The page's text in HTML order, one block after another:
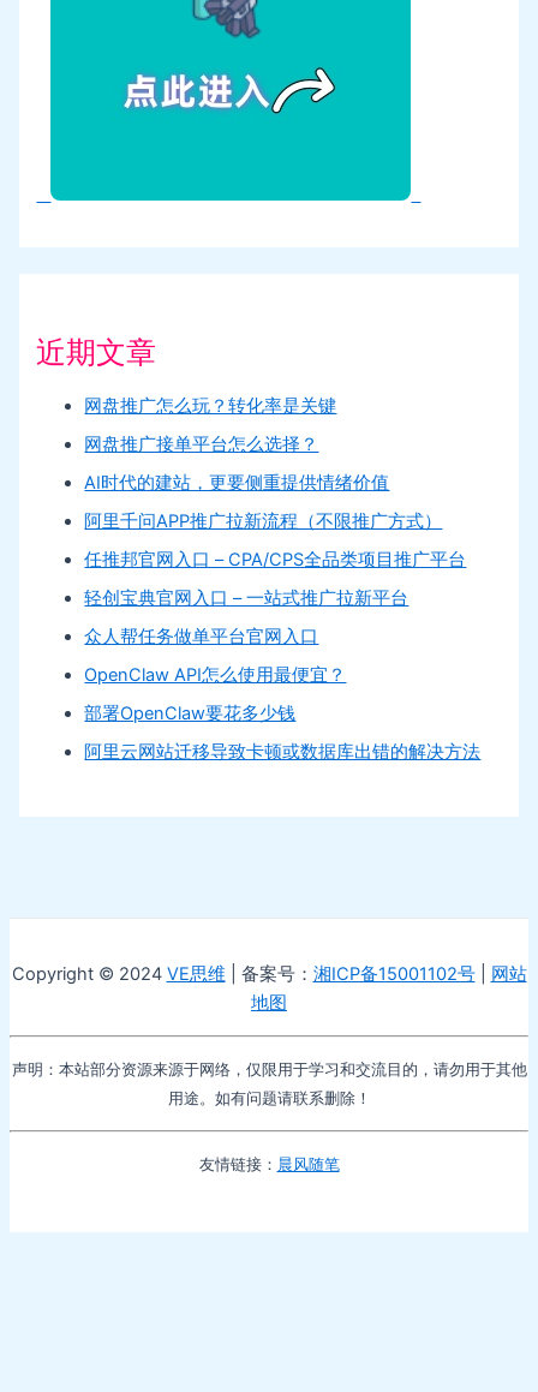
近期文章
网盘推广怎么玩？转化率是关键
网盘推广接单平台怎么选择？
AI时代的建站，更要侧重提供情绪价值
阿里千问APP推广拉新流程（不限推广方式）
任推邦官网入口 – CPA/CPS全品类项目推广平台
轻创宝典官网入口 – 一站式推广拉新平台
众人帮任务做单平台官网入口
OpenClaw API怎么使用最便宜？
部署OpenClaw要花多少钱
阿里云网站迁移导致卡顿或数据库出错的解决方法
Copyright © 2024 VE思维 | 备案号： 湘ICP备15001102号| 网站
地图
声明：本站部分资源来源于网络，仅限用于学习和交流目的，请勿用于其他
用途。如有问题请联系删除！
友情链接： 晨风随笔